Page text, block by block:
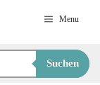
Menu
Suchen